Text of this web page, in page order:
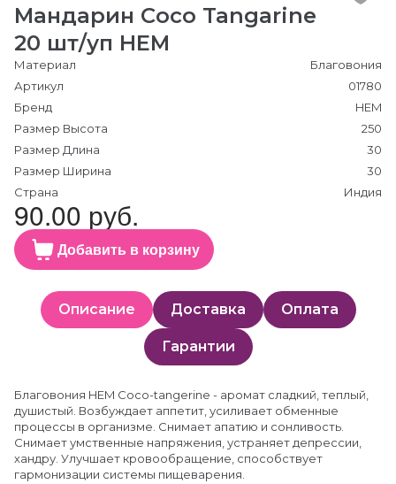
Мандарин Coco Tangarine
20 шт/уп HEM
Материал
Благовония
Артикул
01780
Бренд
HEM
Размер Высота
250
Размер Длина
30
Размер Ширина
30
Страна
Индия
90.00 руб.
Добавить в корзину
Описание Доставка Оплата
Гарантии
Благовония HEM Coco-tangerine - аромат сладкий, теплый,
душистый. Возбуждает аппетит, усиливает обменные
процессы в организме. Снимает апатию и сонливость.
Снимает умственные напряжения, устраняет депрессии,
хандру. Улучшает кровообращение, способствует
гармонизации системы пищеварения.